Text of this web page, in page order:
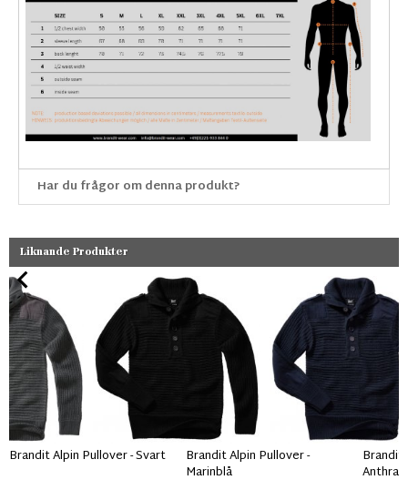
Har du frågor om denna produkt?
Liknande Produkter
Brandit Alpin Pullover - Svart Brandit Alpin Pullover -
Marinblå
Brandit